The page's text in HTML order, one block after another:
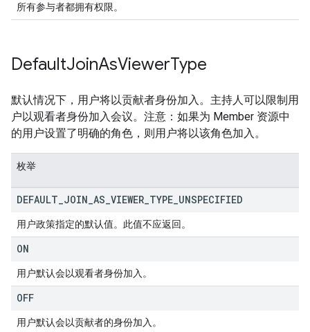
所有参与者都拥有权限。
DefaultJoinAsViewerType
默认情况下，用户将以贡献者身份加入。主持人可以限制用
户以观看者身份加入会议。注意：如果为 Member 资源中
的用户设置了明确的角色，则用户将以该角色加入。
枚举
DEFAULT JOIN AS VIEWER TYPE UNSPECIFIED
用户政策指定的默认值。此值不应返回。
ON
用户默认会以观看者身份加入。
OFF
用户默认会以贡献者的身份加入。